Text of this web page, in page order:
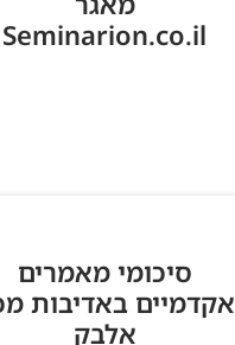
Seminarion.co.il
סיכומי מאמרים
אקדמיים באדיבות
אלבק